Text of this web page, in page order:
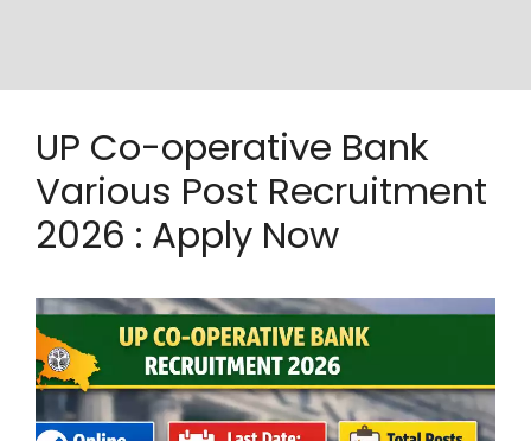
UP Co-operative Bank
Various Post Recruitment
2026 : Apply Now